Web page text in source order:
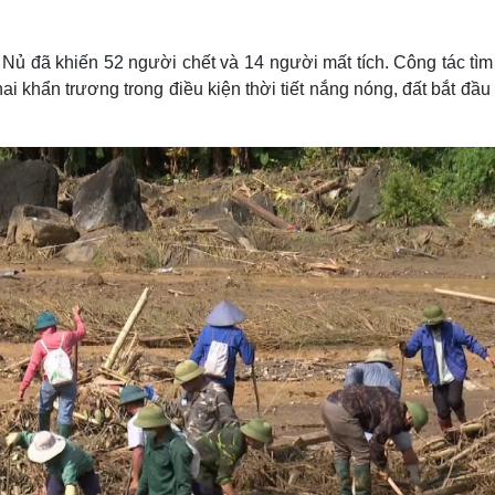
eSports
Hậu trường
Sân khấu - Điện ảnh
Văn học
Âm nhạc
Di sản
Nghệ sĩ
Thời trang
Sao Việt
đã khiến 52 người chết và 14 người mất tích. Công tác
khẩn trương trong điều kiện thời tiết nắng nóng, đất bắt